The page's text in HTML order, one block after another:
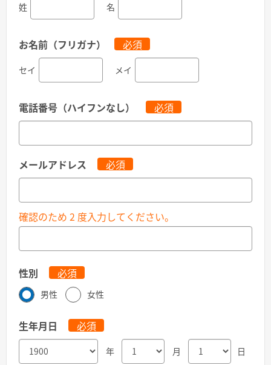
姓 名
お名前（フリガナ） 必須
セイ メイ
電話番号（ハイフンなし） 必須
メールアドレス 必須
確認のため 2 度入力してください。
性別 必須
男性 女性
生年月日 必須
年 月 日